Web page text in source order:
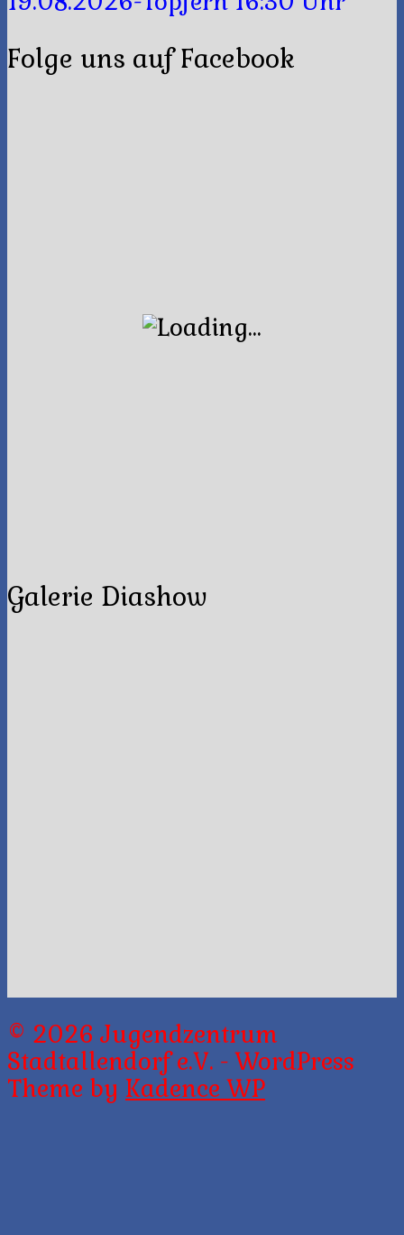
Folge uns auf Facebook
Galerie Diashow
© 2026 Jugendzentrum
Stadtallendorf e.V. - WordPress
Theme by Kadence WP